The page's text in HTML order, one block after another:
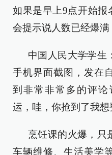
如果是早上9点开始报
会提示说人数已经爆满
中国人民大学学生
手机界面截图，发在
到非常非常多的评
运，哇，你抢到了我想
烹饪课的火爆，只
车辆维修、生活美学